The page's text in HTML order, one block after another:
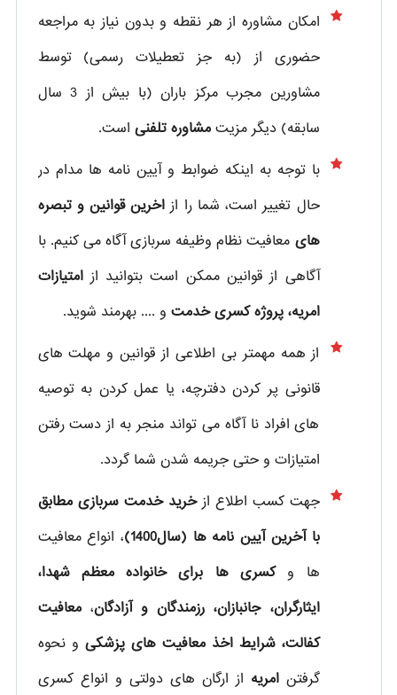
امکان مشاوره از هر نقطه و بدون نیاز به مراجعه
حضوری از
(به جز تعطیلات رسمی) توسط
مشاورین مجرب مرکز باران (با بیش از 3 سال
سابقه) دیگر مزیتمشاوره تلفنی است.
با توجه به اینکه ضوابط و آیین نامه ها مدام در
حال تغییر است، شما را از اخرین قوانین و تبصره
های معافیت نظام وظیفه سربازی آگاه می کنیم. با
آگاهی از قوانین ممکن است بتوانید از امتیازات
امریه، پروژه کسری خدمت و .... بهرمند شوید.
از همه مهمتر بی اطلاعی از قوانین و مهلت های
قانونی پر کردن دفترچه، یا عمل کردن به توصیه
های افراد نا آگاه می تواند منجر به از دست رفتن
امتیازات و حتی جریمه شدن شما گردد.
جهت کسب اطلاع از خرید خدمت سربازی مطابق
با آخرین آیین نامه ها (سال1400)
، انواع معافیت
ها و کسری ها برای خانواده معظم شهدا،
ایثارگران، جانبازان، رزمندگان و آزادگان،معافیت
کفالت، شرایط اخذ معافیت های پزشکی و نحوه
گرفتنامریه از ارگان های دولتی و انواع کسری